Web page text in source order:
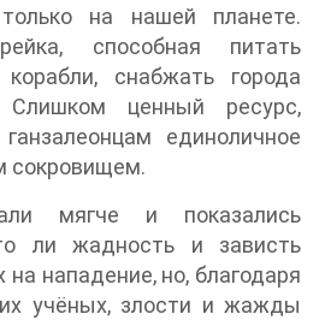
на нашей планете.
способная питать
снабжать города
Слишком ценный ресурс,
единоличное
сокровищем.
мягче и показались
ли жадность и зависть
на нападение, но, благодаря
учёных, злости и жажды